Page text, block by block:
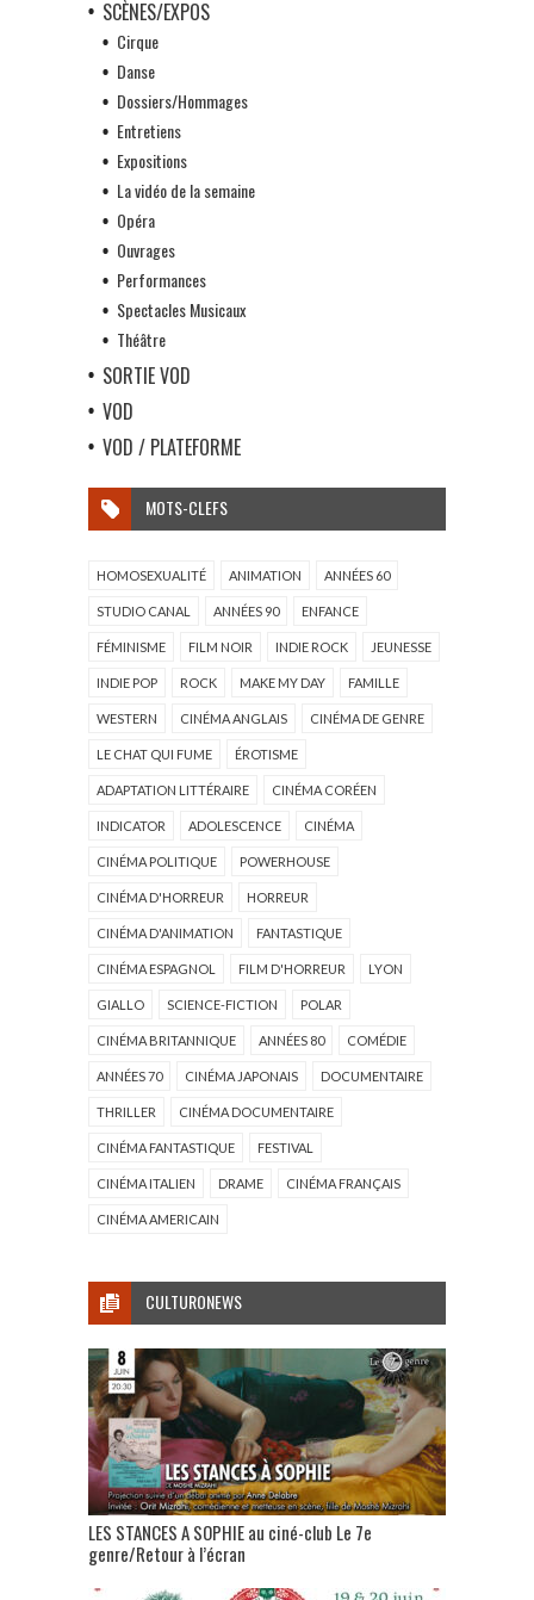
SCÈNES/EXPOS
Cirque
Danse
Dossiers/Hommages
Entretiens
Expositions
La vidéo de la semaine
Opéra
Ouvrages
Performances
Spectacles Musicaux
Théâtre
SORTIE VOD
VOD
VOD / PLATEFORME
MOTS-CLEFS
HOMOSEXUALITÉ ANIMATION ANNÉES 60
STUDIO CANAL ANNÉES 90 ENFANCE
FÉMINISME FILM NOIR INDIE ROCK JEUNESSE
INDIE POP ROCK MAKE MY DAY FAMILLE
WESTERN CINÉMA ANGLAIS CINÉMA DE GENRE
LE CHAT QUI FUME ÉROTISME
ADAPTATION LITTÉRAIRE CINÉMA CORÉEN
INDICATOR ADOLESCENCE CINÉMA
CINÉMA POLITIQUE POWERHOUSE
CINÉMA D'HORREUR HORREUR
CINÉMA D'ANIMATION FANTASTIQUE
CINÉMA ESPAGNOL FILM D'HORREUR LYON
GIALLO SCIENCE-FICTION POLAR
CINÉMA BRITANNIQUE ANNÉES 80 COMÉDIE
ANNÉES 70 CINÉMA JAPONAIS DOCUMENTAIRE
THRILLER CINÉMA DOCUMENTAIRE
CINÉMA FANTASTIQUE FESTIVAL
CINÉMA ITALIEN DRAME CINÉMA FRANÇAIS
CINÉMA AMERICAIN
CULTURONEWS
LES STANCES A SOPHIE au ciné-club Le 7e
genre/Retour à l’écran